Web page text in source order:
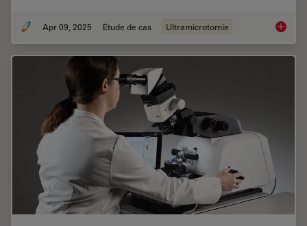
Apr 09, 2025 Étude de cas Ultramicrotomie How to